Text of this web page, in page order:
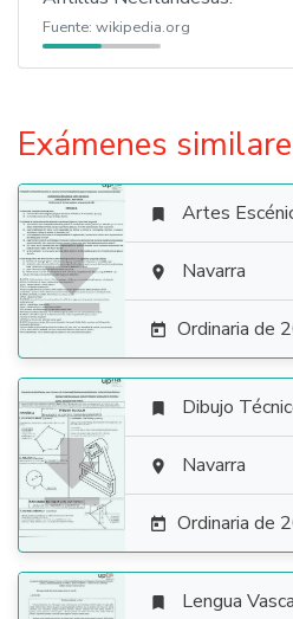
Fuente: wikipedia.org
Exámenes

 Artes
 Navarra
 Ordinaria de

 Dibujo
 Navarra
 Ordinaria de
 Lengua